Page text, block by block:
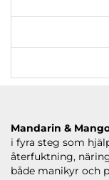
Mandarin &
i fyra steg som
återfuktning,
både manikyr och